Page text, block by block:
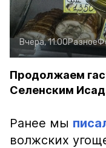
Вчера, 11:00Разное
Продолжаем
Селенским
Ранее мы
волжских